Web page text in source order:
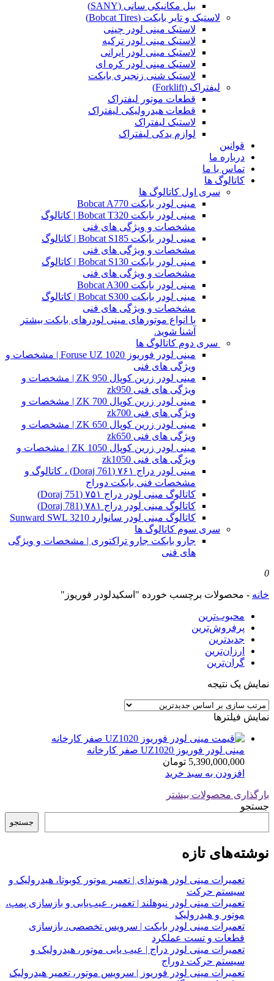
بیل مکانیکی سانی (SANY)
لاستیک و تایر بابکت (Bobcat Tires)
لاستیک مینی لودر چینی
لاستیک مینی لودر ترکیه
لاستیک مینی لودر ایرانی
لاستیک مینی لودر کره ای
لاستیک شنی زنجیری بابکت
لیفتراک (Forklift)
قطعات موتور لیفتراک
قطعات هیدرولیکی لیفتراک
لاستیک لیفتراک
لوازم یدکی لیفتراک
قوانین
درباره ما
تماس با ما
کاتالوگ ها
سری اول کاتالوگ ها
مینی لودر بابکت Bobcat A770
مینی لودر بابکت Bobcat T320 | کاتالوگ
مشخصات و ویژگی های فنی
مینی لودر بابکت Bobcat S185 | کاتالوگ
مشخصات و ویژگی های فنی
مینی لودر بابکت Bobcat S130 | کاتالوگ
مشخصات و ویژگی های فنی
مینی لودر بابکت Bobcat A300
مینی لودر بابکت Bobcat S300 | کاتالوگ
مشخصات و ویژگی های فنی
با انواع موتورهای مینی لودرهای بابکت بیشتر
آشنا شوید.
سری دوم کاتالوگ ها
مینی لودر فوریوز Foruse UZ 1020 | مشخصات و
ویژگی های فنی
مینی لودر زرین کوپال ZK 950 | مشخصات و
ویژگی های فنی zk950
مینی لودر زرین کوپال ZK 700 | مشخصات و
ویژگی های فنی zk700
مینی لودر زرین کوپال ZK 650 | مشخصات و
ویژگی های فنی zk650
مینی لودر زرین کوپال ZK 1050 | مشخصات و
ویژگی های فنی zk1050
مینی لودر دراج ۷۶۱ (Doraj 761) ، کاتالوگ و
مشخصات فنی بابکت دوراج
کاتالوگ مینی لودر دراج ۷۵۱ (Doraj 751)
کاتالوگ مینی لودر دراج ۷۸۱ (Doraj 781)
کاتالوگ مینی لودر سانوارد Sunward SWL 3210
سری سوم کاتالوگ ها
جارو بابکت جارو تراکتوری | مشخصات و ویژگی
های فنی
0
خانه - محصولات برچسب خورده "اسکیدلودر فوریوز"
محبوب‌ترین
پرفروش‌ترین
جدیدترین
ارزان‌ترین
گران‌ترین
نمایش یک نتیجه
نمایش فیلترها
مینی لودر فوریوز UZ1020 صفر کارخانه
5,390,000,000 تومان
افزودن به سبد خرید
بارگذاری محصولات بیشتر
جستجو
جستجو
نوشته‌های تازه
تعمیرات مینی لودر هیوندای | تعمیر موتور کوبوتا، هیدرولیک و
سیستم حرکت
تعمیرات مینی لودر نیوهلند | تعمیر، عیب‌یابی و بازسازی پمپ،
موتور و هیدرولیک
تعمیرات مینی لودر بابکت | سرویس تخصصی، بازسازی
قطعات و تست عملکرد
تعمیرات مینی لودر دراج | عیب یابی موتور، هیدرولیک و
سیستم حرکت دوراج
تعمیرات مینی لودر فوریوز | سرویس موتور، تعمیر هیدرولیک